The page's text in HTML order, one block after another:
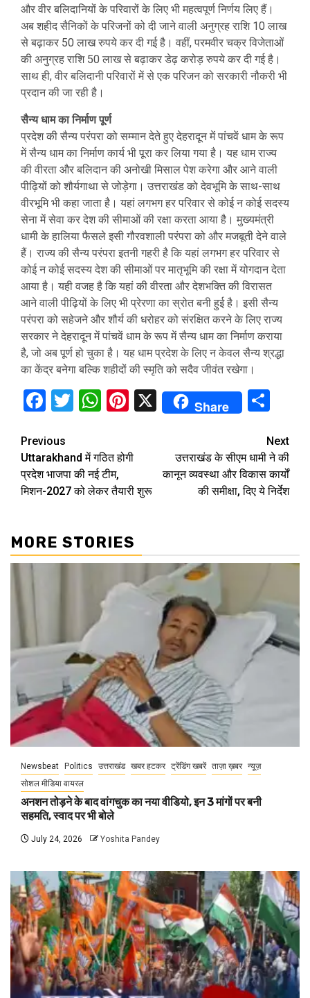
और वीर बलिदानियों के परिवारों के लिए भी महत्वपूर्ण निर्णय लिए हैं।
अब शहीद सैनिकों के परिजनों को दी जाने वाली अनुग्रह राशि 10 लाख
से बढ़ाकर 50 लाख रुपये कर दी गई है। वहीं, परमवीर चक्र विजेताओं
की अनुग्रह राशि 50 लाख से बढ़ाकर डेढ़ करोड़ रुपये कर दी गई है।
साथ ही, वीर बलिदानी परिवारों में से एक परिजन को सरकारी नौकरी भी
प्रदान की जा रही है।
सैन्य धाम का निर्माण पूर्ण
प्रदेश की सैन्य परंपरा को सम्मान देते हुए देहरादून में पांचवें धाम के रूप
में सैन्य धाम का निर्माण कार्य भी पूरा कर लिया गया है। यह धाम राज्य
की वीरता और बलिदान की अनोखी मिसाल पेश करेगा और आने वाली
पीढ़ियों को शौर्यगाथा से जोड़ेगा। उत्तराखंड को देवभूमि के साथ-साथ
वीरभूमि भी कहा जाता है। यहां लगभग हर परिवार से कोई न कोई सदस्य
सेना में सेवा कर देश की सीमाओं की रक्षा करता आया है। मुख्यमंत्री
धामी के हालिया फैसले इसी गौरवशाली परंपरा को और मजबूती देने वाले
हैं। राज्य की सैन्य परंपरा इतनी गहरी है कि यहां लगभग हर परिवार से
कोई न कोई सदस्य देश की सीमाओं पर मातृभूमि की रक्षा में योगदान देता
आया है। यही वजह है कि यहां की वीरता और देशभक्ति की विरासत
आने वाली पीढ़ियों के लिए भी प्रेरणा का स्रोत बनी हुई है। इसी सैन्य
परंपरा को सहेजने और शौर्य की धरोहर को संरक्षित करने के लिए राज्य
सरकार ने देहरादून में पांचवें धाम के रूप में सैन्य धाम का निर्माण कराया
है, जो अब पूर्ण हो चुका है। यह धाम प्रदेश के लिए न केवल सैन्य श्रद्धा
का केंद्र बनेगा बल्कि शहीदों की स्मृति को सदैव जीवंत रखेगा।
Facebook
Twitter
WhatsApp
Pinterest
X Share
Continue
Reading
Previous
Uttarakhand में गठित होगी
प्रदेश भाजपा की नई टीम,
मिशन-2027 को लेकर तैयारी शुरू
Next
उत्तराखंड के सीएम धामी ने की
कानून व्यवस्था और विकास कार्यों
की समीक्षा, दिए ये निर्देश
MORE STORIES
Newsbeat Politics उत्तराखंड खबर हटकर ट्रेंडिंग खबरें ताज़ा ख़बर न्यूज़
सोशल मीडिया वायरल
अनशन तोड़ने के बाद वांगचुक का नया वीडियो, इन 3 मांगों पर बनी
सहमति, स्वाद पर भी बोले
July 24, 2026 Yoshita Pandey